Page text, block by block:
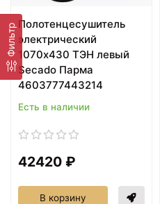
ФильтрПолотенцесушитель
электрический
1070х430 ТЭН левый
Secado Парма
4603777443214
Есть в наличии
42420 ₽
В корзину